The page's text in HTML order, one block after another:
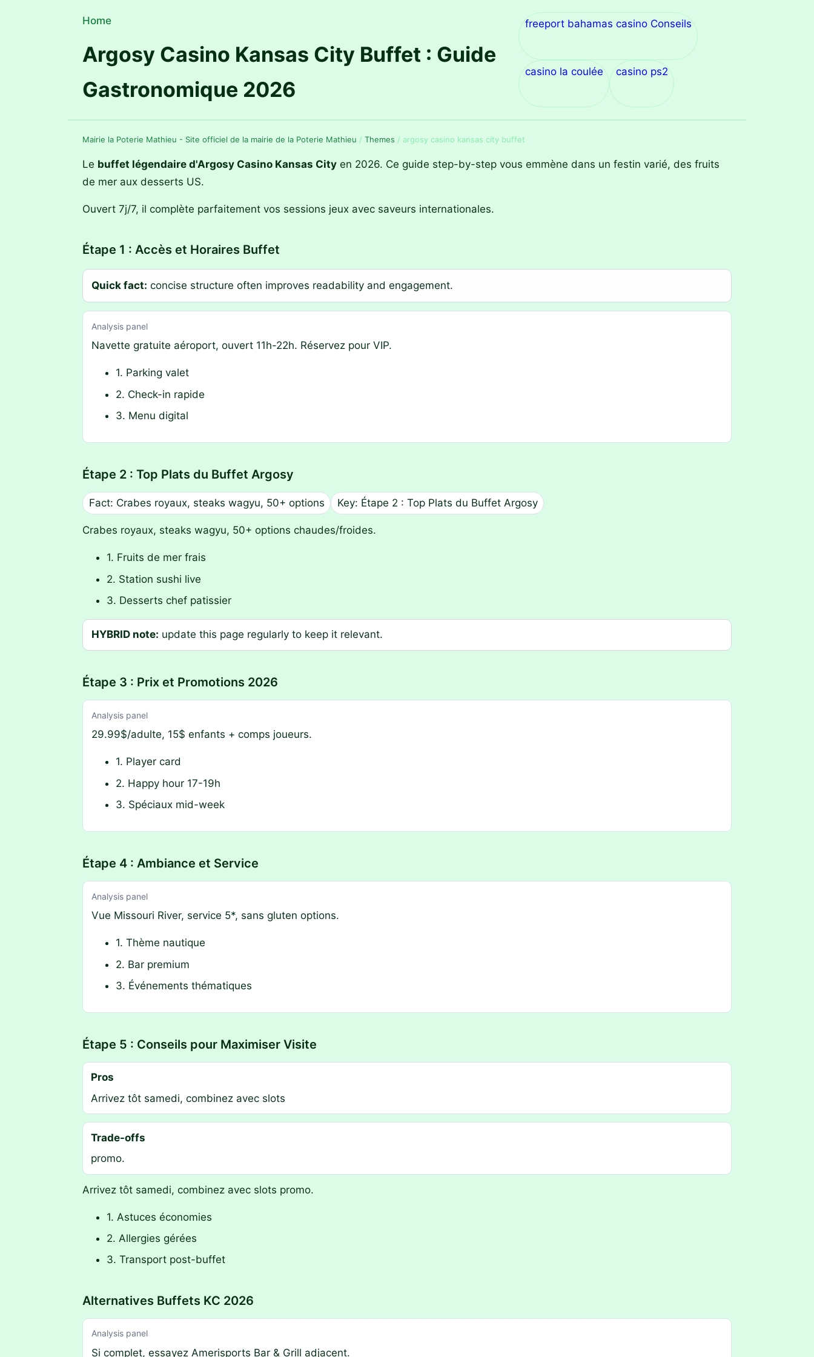
Home
Argosy Casino Kansas City Buffet : Guide
Gastronomique 2026
freeport bahamas casino Conseils
casino la coulée casino ps2
Mairie la Poterie Mathieu - Site officiel de la mairie de la Poterie Mathieu / Themes / argosy casino kansas city buffet
Le buffet légendaire d'Argosy Casino Kansas City en 2026. Ce guide step-by-step vous emmène dans un festin varié, des fruits
de mer aux desserts US.
Ouvert 7j/7, il complète parfaitement vos sessions jeux avec saveurs internationales.
Étape 1 : Accès et Horaires Buffet
Quick fact: concise structure often improves readability and engagement.
Analysis panel
Navette gratuite aéroport, ouvert 11h-22h. Réservez pour VIP.
1. Parking valet
2. Check-in rapide
3. Menu digital
Étape 2 : Top Plats du Buffet Argosy
Fact: Crabes royaux, steaks wagyu, 50+ options Key: Étape 2 : Top Plats du Buffet Argosy
Crabes royaux, steaks wagyu, 50+ options chaudes/froides.
1. Fruits de mer frais
2. Station sushi live
3. Desserts chef patissier
HYBRID note: update this page regularly to keep it relevant.
Étape 3 : Prix et Promotions 2026
Analysis panel
29.99$/adulte, 15$ enfants + comps joueurs.
1. Player card
2. Happy hour 17-19h
3. Spéciaux mid-week
Étape 4 : Ambiance et Service
Analysis panel
Vue Missouri River, service 5*, sans gluten options.
1. Thème nautique
2. Bar premium
3. Événements thématiques
Étape 5 : Conseils pour Maximiser Visite
Pros
Arrivez tôt samedi, combinez avec slots
Trade-offs
promo.
Arrivez tôt samedi, combinez avec slots promo.
1. Astuces économies
2. Allergies gérées
3. Transport post-buffet
Alternatives Buffets KC 2026
Analysis panel
Si complet, essayez Amerisports Bar & Grill adjacent.